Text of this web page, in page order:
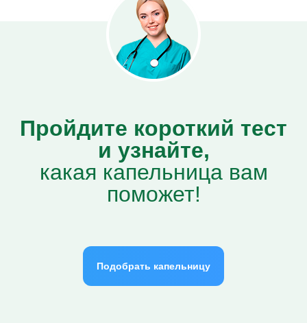
Пройдите короткий тест
и узнайте,
какая капельница вам
поможет!
Подобрать капельницу